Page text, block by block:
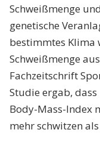
Schweißmenge
genetische
bestimmtes Klima
Schweißmenge
Fachzeitschrift
Studie ergab,
Body-Mass-Index
mehr schwitzen